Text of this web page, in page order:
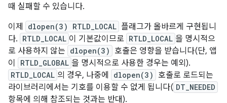
때 실패할 수 있습니다.
이제
dlopen(3) RTLD_LOCAL 플래그가 올바르게 구현됩니
다. RTLD_LOCAL 이 기본값이므로 RTLD_LOCAL 을 명시적으
로 사용하지 않는 dlopen(3)
호출은 영향을 받습니다(단, 앱
이
RTLD_GLOBAL 을 명시적으로 사용한 경우는 예외).
RTLD_LOCAL 의 경우, 나중에 dlopen(3)
호출로 로드되는
라이브러리에서는 기호를 이용할 수 없게 됩니다( DT_NEEDED
항목에 의해 참조되는 것과는 반대).